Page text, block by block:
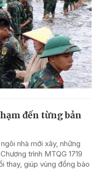
đến từng bản
nhà mới xây, những
trình MTQG 1719
thay, giúp vùng đồng bào